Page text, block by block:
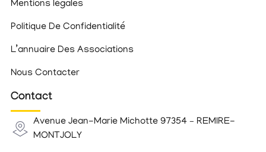
Mentions légales
Politique De Confidentialité
L’annuaire Des Associations
Nous Contacter
Contact
Avenue Jean-Marie Michotte 97354 – REMIRE-
MONTJOLY